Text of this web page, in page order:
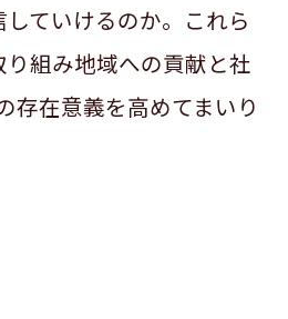
ていけるのか。これら
組み地域への貢献と社
存在意義を高めてまいり